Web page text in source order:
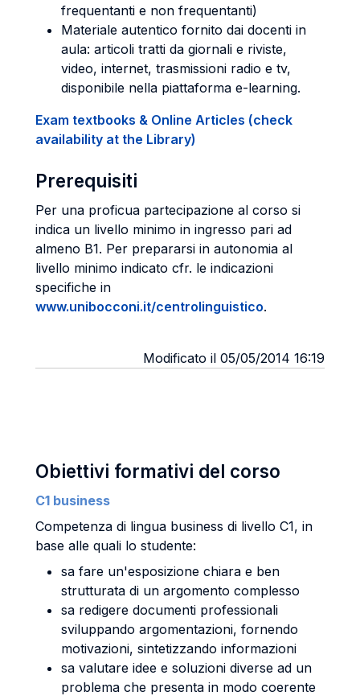
frequentanti e non frequentanti)
Materiale autentico fornito dai docenti in
aula: articoli tratti da giornali e riviste,
video, internet, trasmissioni radio e tv,
disponibile nella piattaforma e-learning.
Exam textbooks & Online Articles (check
availability at the Library)
Prerequisiti
Per una proficua partecipazione al corso si
indica un livello minimo in ingresso pari ad
almeno B1. Per prepararsi in autonomia al
livello minimo indicato cfr. le indicazioni
specifiche in
www.unibocconi.it/centrolinguistico.
Modificato il 05/05/2014 16:19
Obiettivi formativi del corso
C1 business
Competenza di lingua business di livello C1, in
base alle quali lo studente:
sa fare un'esposizione chiara e ben
strutturata di un argomento complesso
sa redigere documenti professionali
sviluppando argomentazioni, fornendo
motivazioni, sintetizzando informazioni
sa valutare idee e soluzioni diverse ad un
problema che presenta in modo coerente